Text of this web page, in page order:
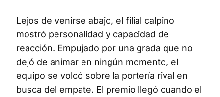
Lejos de venirse abajo, el filial calpino
mostró personalidad y capacidad de
reacción. Empujado por una grada que no
dejó de animar en ningún momento, el
equipo se volcó sobre la portería rival en
busca del empate. El premio llegó cuando el